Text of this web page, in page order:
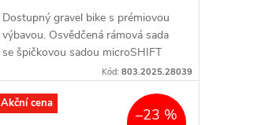
Dostupný gravel bike s prémiovou
výbavou. Osvědčená rámová sada
se špičkovou sadou microSHIFT
SWORD 2×10 s bezkonkurenčním
Kód: 803.2025.28039
Akční cena
–23 %